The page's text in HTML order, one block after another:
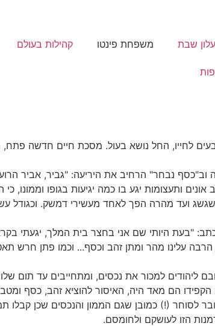
עלון שבת משפחת פינטו קהילות בעולם
לחייו, החל נושא בעול. מסכת חיים חדשה
וב"כסף נבחר" הרחיב את היריעה: "גביר, אביר
ותעצומות יגע בו כמה יגיעות בגופו וממונו, כי
ועד מהרה הפך לאחד מעשירי דמשק. וכגודל
"בעת היותי שם אני בחצר בית המלך, יגעתי
עלינו מהר ומתן זהב וכסף... וכמו פתן חרש
ליהודים למכור את נכסים, ומתחייבים עד תום
הם מאד היה, האיסור להוציא זהב, כסף
לסוחר (!) כמובן שגם הממון והנכסים שכן
הזו לעושקם ולחומסם.